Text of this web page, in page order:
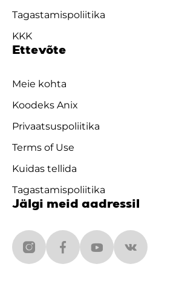
Tagastamispoliitika
KKK
Ettevõte
Meie kohta
Koodeks Anix
Privaatsuspoliitika
Terms of Use
Kuidas tellida
Tagastamispoliitika
Jälgi meid aadressil